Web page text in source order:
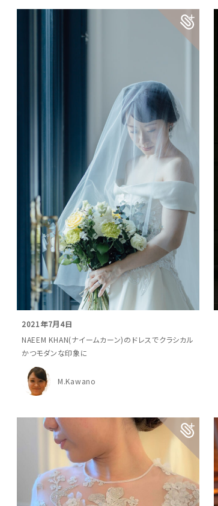
2021年7月4日
NAEEM KHAN(ナイームカーン)のドレスでクラシカル
かつモダンな印象に
M.Kawano